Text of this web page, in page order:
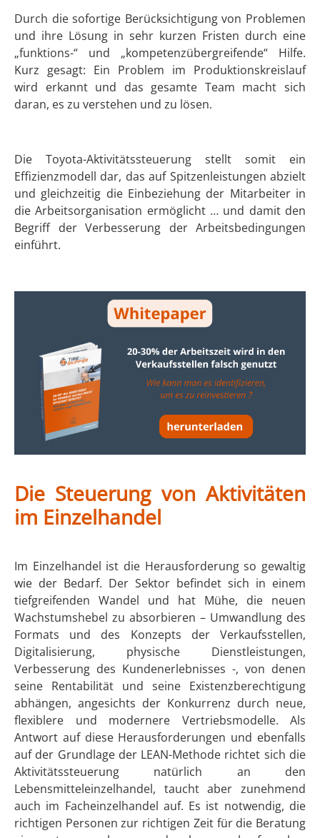
Durch die sofortige Berücksichtigung von Problemen
und ihre Lösung in sehr kurzen Fristen durch eine
„funktions-“ und „kompetenzübergreifende“ Hilfe.
Kurz gesagt: Ein Problem im Produktionskreislauf
wird erkannt und das gesamte Team macht sich
daran, es zu verstehen und zu lösen.
Die Toyota-Aktivitätssteuerung stellt somit ein
Effizienzmodell dar, das auf Spitzenleistungen abzielt
und gleichzeitig die Einbeziehung der Mitarbeiter in
die Arbeitsorganisation ermöglicht … und damit den
Begriff der Verbesserung der Arbeitsbedingungen
einführt.
Die Steuerung von Aktivitäten
im Einzelhandel
Im Einzelhandel ist die Herausforderung so gewaltig
wie der Bedarf. Der Sektor befindet sich in einem
tiefgreifenden Wandel und hat Mühe, die neuen
Wachstumshebel zu absorbieren – Umwandlung des
Formats und des Konzepts der Verkaufsstellen,
Digitalisierung, physische Dienstleistungen,
Verbesserung des Kundenerlebnisses -, von denen
seine Rentabilität und seine Existenzberechtigung
abhängen, angesichts der Konkurrenz durch neue,
flexiblere und modernere Vertriebsmodelle. Als
Antwort auf diese Herausforderungen und ebenfalls
auf der Grundlage der LEAN-Methode richtet sich die
Aktivitätssteuerung natürlich an den
Lebensmitteleinzelhandel, taucht aber zunehmend
auch im Facheinzelhandel auf. Es ist notwendig, die
richtigen Personen zur richtigen Zeit für die Beratung